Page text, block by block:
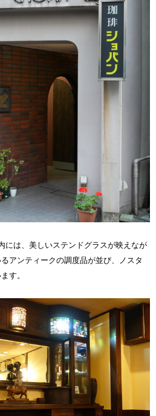
には、美しいステンドグラスが映えなが
アンティークの調度品が並び、ノスタ
す。